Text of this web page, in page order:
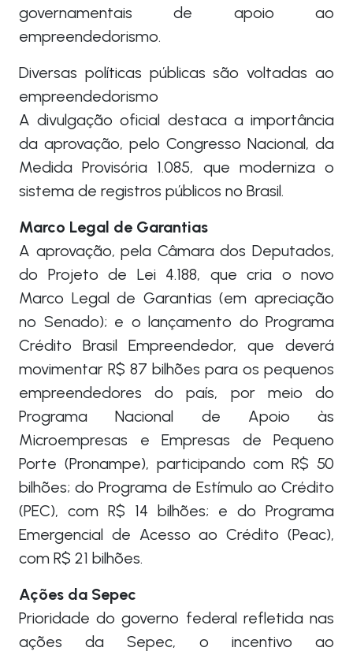
governamentais de apoio ao
empreendedorismo.
Diversas políticas públicas são voltadas ao
empreendedorismo
A divulgação oficial destaca a importância
da aprovação, pelo Congresso Nacional, da
Medida Provisória 1.085, que moderniza o
sistema de registros públicos no Brasil.
Marco Legal de Garantias
A aprovação, pela Câmara dos Deputados,
do Projeto de Lei 4.188, que cria o novo
Marco Legal de Garantias (em apreciação
no Senado); e o lançamento do Programa
Crédito Brasil Empreendedor, que deverá
movimentar R$ 87 bilhões para os pequenos
empreendedores do país, por meio do
Programa Nacional de Apoio às
Microempresas e Empresas de Pequeno
Porte (Pronampe), participando com R$ 50
bilhões; do Programa de Estímulo ao Crédito
(PEC), com R$ 14 bilhões; e do Programa
Emergencial de Acesso ao Crédito (Peac),
com R$ 21 bilhões.
Ações da Sepec
Prioridade do governo federal refletida nas
ações da Sepec, o incentivo ao